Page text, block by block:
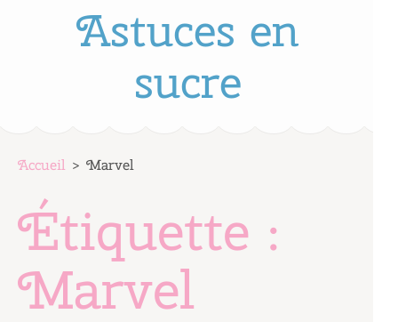
Astuces en
sucre
Accueil > Marvel
Étiquette :
Marvel